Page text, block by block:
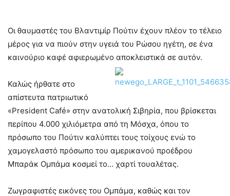
Οι θαυμαστές του Βλαντιμίρ Πούτιν έχουν πλέον το τέλειο
μέρος για να πιούν στην υγειά του Ρώσου ηγέτη, σε ένα
καινούριο καφέ αφιερωμένο αποκλειστικά σε αυτόν.
Καλώς ήρθατε στο
απίστευτα πατριωτικό
«President Café» στην ανατολική Σιβηρία, που βρίσκεται
περίπου 4.000 χιλιόμετρα από τη Μόσχα, όπου το
πρόσωπο του Πούτιν καλύπτει τους τοίχους ενώ το
χαμογελαστό πρόσωπο του αμερικανού προέδρου
Μπαράκ Ομπάμα κοσμεί το… χαρτί τουαλέτας.
Ζωγραφιστές εικόνες του Ομπάμα, καθώς και τον